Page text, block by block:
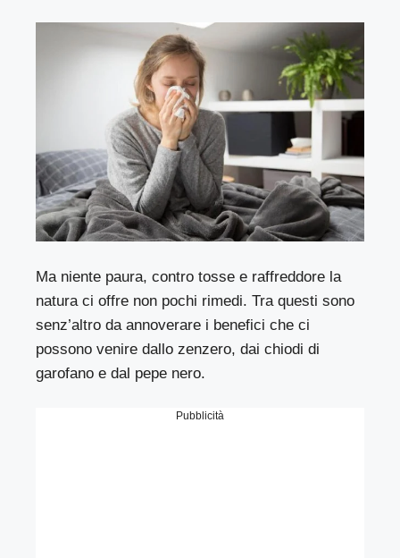
Ma niente paura, contro tosse e raffreddore la
natura ci offre non pochi rimedi. Tra questi sono
senz’altro da annoverare i benefici che ci
possono venire dallo zenzero, dai chiodi di
garofano e dal pepe nero.
Pubblicità